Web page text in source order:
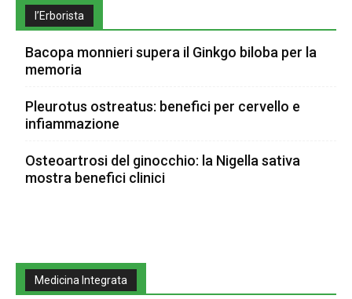
l’Erborista
Bacopa monnieri supera il Ginkgo biloba per la
memoria
Pleurotus ostreatus: benefici per cervello e
infiammazione
Osteoartrosi del ginocchio: la Nigella sativa
mostra benefici clinici
Medicina Integrata